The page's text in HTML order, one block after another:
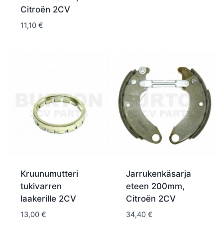
Citroën 2CV
11,10 €
Kruunumutteri
tukivarren
laakerille 2CV
13,00 €
Jarrukenkäsarja
eteen 200mm,
Citroën 2CV
34,40 €